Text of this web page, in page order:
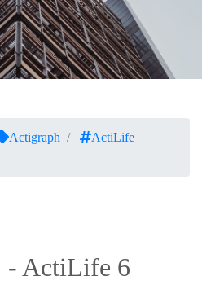
Actigraph
ActiLife
- ActiLife 6